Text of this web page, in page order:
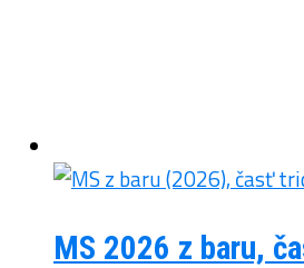
MS 2026 z baru,